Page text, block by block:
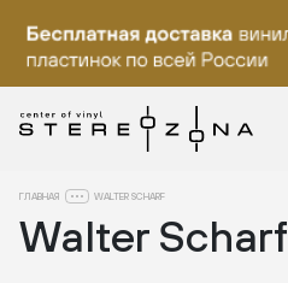
ГЛАВНАЯ WALTER SCHARF
Walter Scharf